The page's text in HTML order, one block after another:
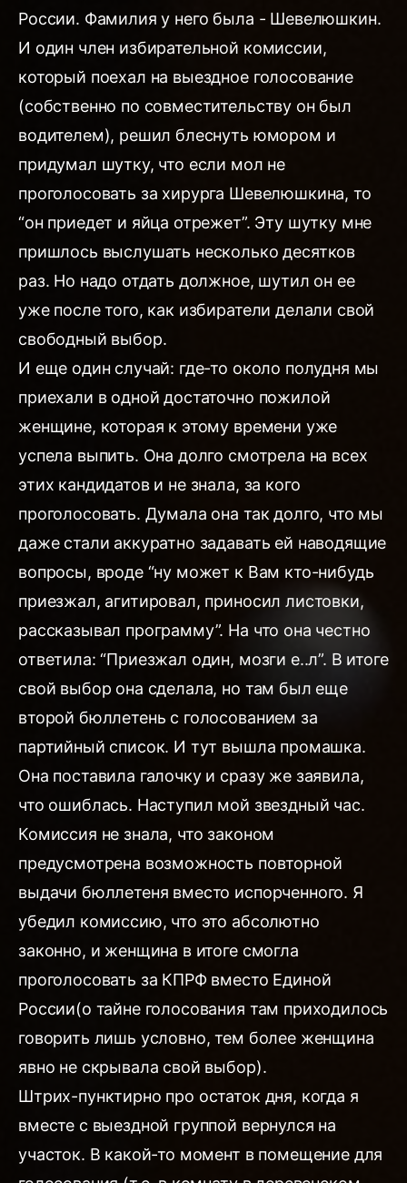
России. Фамилия у него была - Шевелюшкин.
И один член избирательной комиссии,
который поехал на выездное голосование
(собственно по совместительству он был
водителем), решил блеснуть юмором и
придумал шутку, что если мол не
проголосовать за хирурга Шевелюшкина, то
“он приедет и яйца отрежет”. Эту шутку мне
пришлось выслушать несколько десятков
раз. Но надо отдать должное, шутил он ее
уже после того, как избиратели делали свой
свободный выбор.
И еще один случай: где-то около полудня мы
приехали в одной достаточно пожилой
женщине, которая к этому времени уже
успела выпить. Она долго смотрела на всех
этих кандидатов и не знала, за кого
проголосовать. Думала она так долго, что мы
даже стали аккуратно задавать ей наводящие
вопросы, вроде “ну может к Вам кто-нибудь
приезжал, агитировал, приносил листовки,
рассказывал программу”. На что она честно
ответила: “Приезжал один, мозги е..л”. В итоге
свой выбор она сделала, но там был еще
второй бюллетень с голосованием за
партийный список. И тут вышла промашка.
Она поставила галочку и сразу же заявила,
что ошиблась. Наступил мой звездный час.
Комиссия не знала, что законом
предусмотрена возможность повторной
выдачи бюллетеня вместо испорченного. Я
убедил комиссию, что это абсолютно
законно, и женщина в итоге смогла
проголосовать за КПРФ вместо Единой
России(о тайне голосования там приходилось
говорить лишь условно, тем более женщина
явно не скрывала свой выбор).
Штрих-пунктирно про остаток дня, когда я
вместе с выездной группой вернулся на
участок. В какой-то момент в помещение для